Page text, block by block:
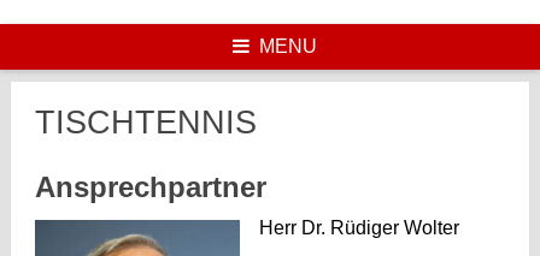
MENU
TISCHTENNIS
Ansprechpartner
Herr Dr. Rüdiger Wolter